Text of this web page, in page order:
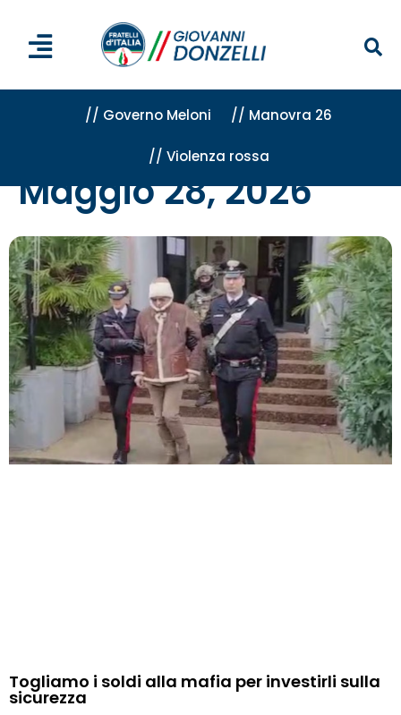
// Governo Meloni // Manovra 26
// Violenza rossa
Archivi per 28 Maggio 2026
Maggio 28, 2026
Togliamo i soldi alla mafia per investirli sulla
sicurezza